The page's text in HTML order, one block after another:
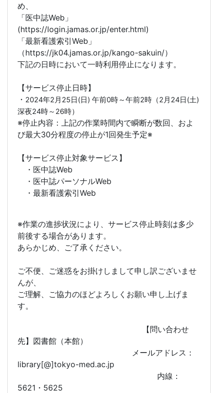
め、
「医中誌Web」
(https://login.jamas.or.jp/enter.html)
「最新看護索引Web」
（https://jk04.jamas.or.jp/kango-sakuin/）
下記の日時において一時利用停止になります。
【サービス停止日時】
・ 2024年2月25日(日) 午前0時～午前2時（2月24日(土)
深夜24時～26時）
※停止内容：上記の作業時間内で瞬断が数回、およ
び最大30分程度の停止が1回発生予定※
【サービス停止対象サービス】
・医中誌Web
・医中誌パーソナルWeb
・最新看護索引Web
※作業の進捗状況により、サービス停止時刻は多少
前後する場合があります。
あらかじめ、ご了承ください。
ご不便、ご迷惑をお掛けしまして申し訳ございませ
んが、
ご理解、ご協力のほどよろしくお願い申し上げま
す。
【問い合わせ
先】図書館（本館）
メールアドレス：
library[@]tokyo-med.ac.jp
内線：
5621・5625